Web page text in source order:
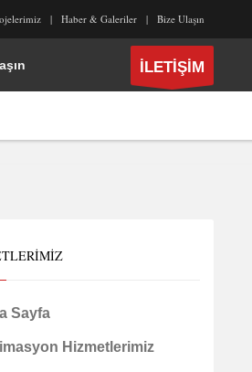
Haber & Galeriler Bize Ulaşın
İLETİŞİM
Sayfa
Hizmetlerimiz